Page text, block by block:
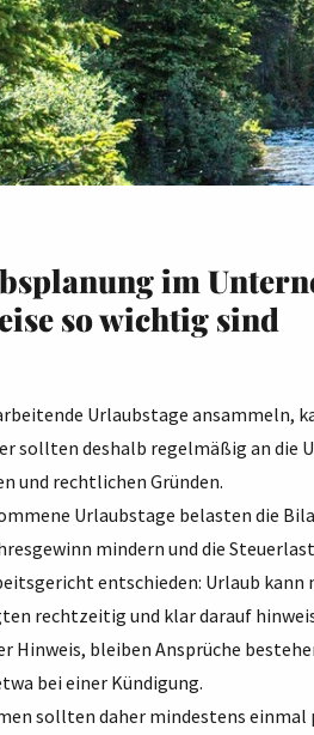
im
so wichtig sind
Urlaubstage ansammeln,
sollten deshalb regelmäßig an die
und rechtlichen Gründen.
Urlaubstage belasten die
mindern und die
entschieden: Urlaub
rechtzeitig und klar darauf
Hinweis, bleiben Ansprüche
bei einer Kündigung.
sollten daher mindestens einmal